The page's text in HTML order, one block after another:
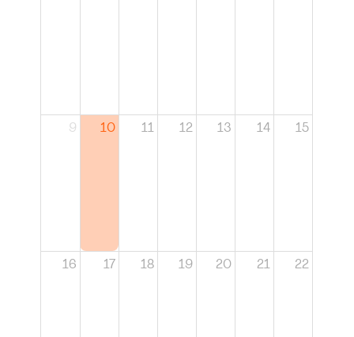
9 10 11 12 13 14 15
16 17 18 19 20 21 22